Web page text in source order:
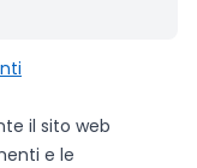
il sito web
e le